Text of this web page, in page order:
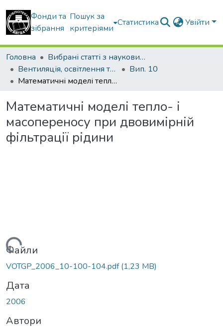
Фонди та
зібрання
Пошук за
критеріями
Статистика Увійти
Головна
Вибрані статті з наукових збірників КНУБА
Вентиляція, освітлення та теплогазопостачання
Вип. 10
Математичні моделі тепло- і масопереносу при двовимірній фільтрації рідини
Математичні моделі тепло- і
масопереносу при двовимірній
фільтрації рідини
Файли
VOTGP_2006_10-100-104.pdf(1,23 MB)
Дата
2006
Автори